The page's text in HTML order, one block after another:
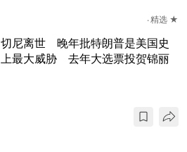
精选 ★
切尼离世 晚年批特朗普是美国史
上最大威胁 去年大选票投贺锦丽